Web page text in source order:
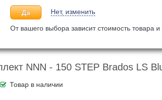
Да Нет, изменить
От вашего выбора зависит стоимость товара и
Поиск
- 150 STEP Brados LS Blue
NNN - 150 STEP Brados LS
Товар в наличии